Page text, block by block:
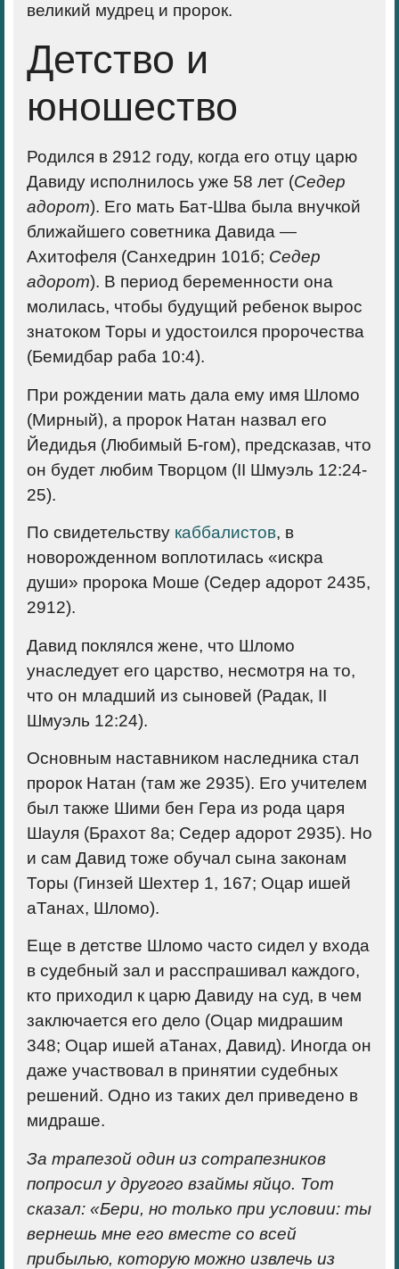
великий мудрец и пророк.
Детство и
юношество
Родился в 2912 году, когда его отцу царю
Давиду исполнилось уже 58 лет (Седер
адорот). Его мать Бат-Шва была внучкой
ближайшего советника Давида —
Ахитофеля (Санхедрин 101б; Седер
адорот). В период беременности она
молилась, чтобы будущий ребенок вырос
знатоком Торы и удостоился пророчества
(Бемидбар раба 10:4).
При рождении мать дала ему имя Шломо
(Мирный), а пророк Натан назвал его
Йедидья (Любимый Б-гом), предсказав, что
он будет любим Творцом (II Шмуэль 12:24-
25).
По свидетельству каббалистов, в
новорожденном воплотилась «искра
души» пророка Моше (Седер адорот 2435,
2912).
Давид поклялся жене, что Шломо
унаследует его царство, несмотря на то,
что он младший из сыновей (Радак, II
Шмуэль 12:24).
Основным наставником наследника стал
пророк Натан (там же 2935). Его учителем
был также Шими бен Гера из рода царя
Шауля (Брахот 8а; Седер адорот 2935). Но
и сам Давид тоже обучал сына законам
Торы (Гинзей Шехтер 1, 167; Оцар ишей
аТанах, Шломо).
Еще в детстве Шломо часто сидел у входа
в судебный зал и расспрашивал каждого,
кто приходил к царю Давиду на суд, в чем
заключается его дело (Оцар мидрашим
348; Оцар ишей аТанах, Давид). Иногда он
даже участвовал в принятии судебных
решений. Одно из таких дел приведено в
мидраше.
За трапезой один из сотрапезников
попросил у другого взаймы яйцо. Тот
сказал: «Бери, но только при условии: ты
вернешь мне его вместе со всей
прибылью, которую можно извлечь из